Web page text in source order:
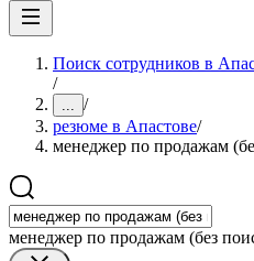
Поиск сотрудников в
/
... /
резюме в Апастове/
менеджер по продажам
менеджер по продажам (без